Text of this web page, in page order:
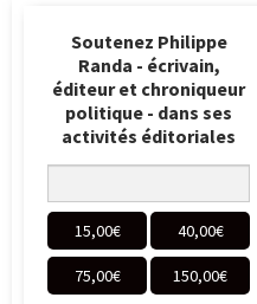
Soutenez Philippe
Randa - écrivain,
éditeur et chroniqueur
politique - dans ses
activités éditoriales
15,00€ 40,00€
75,00€ 150,00€